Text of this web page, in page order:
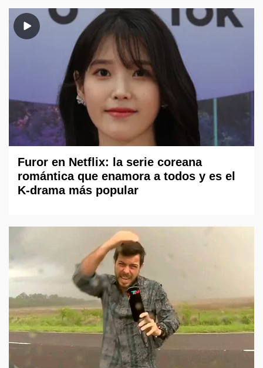
Furor en Netflix: la serie coreana
romántica que enamora a todos y es el
K-drama más popular